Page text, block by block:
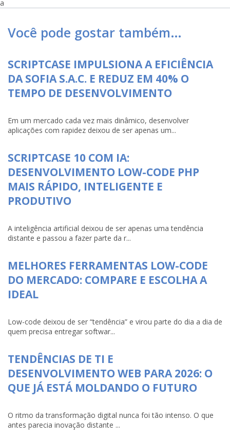
a
Você pode gostar também…
SCRIPTCASE IMPULSIONA A EFICIÊNCIA
DA SOFIA S.A.C. E REDUZ EM 40% O
TEMPO DE DESENVOLVIMENTO
Em um mercado cada vez mais dinâmico, desenvolver
aplicações com rapidez deixou de ser apenas um...
SCRIPTCASE 10 COM IA:
DESENVOLVIMENTO LOW-CODE PHP
MAIS RÁPIDO, INTELIGENTE E
PRODUTIVO
A inteligência artificial deixou de ser apenas uma tendência
distante e passou a fazer parte da r...
MELHORES FERRAMENTAS LOW-CODE
DO MERCADO: COMPARE E ESCOLHA A
IDEAL
Low-code deixou de ser “tendência” e virou parte do dia a dia de
quem precisa entregar softwar...
TENDÊNCIAS DE TI E
DESENVOLVIMENTO WEB PARA 2026: O
QUE JÁ ESTÁ MOLDANDO O FUTURO
O ritmo da transformação digital nunca foi tão intenso. O que
antes parecia inovação distante ...